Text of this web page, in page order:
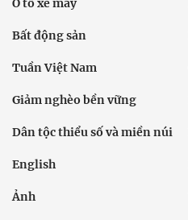
Ô tô xe máy
Bất động sản
Tuần Việt Nam
Giảm nghèo bền vững
Dân tộc thiểu số và miền núi
English
Ảnh